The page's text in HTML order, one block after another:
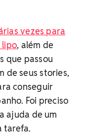
vezes para
lipo, além de
que passou
de seus stories,
conseguir
Foi preciso
ajuda de um
tarefa.